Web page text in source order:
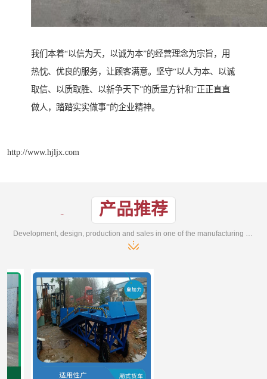
我们本着“以信为天，以诚为本”的经营理念为宗旨，用
热忱、优良的服务，让顾客满意。坚守“以人为本、以诚
取信、以质取胜、以新争天下”的质量方针和“正正直直
做人，踏踏实实做事”的企业精神。
http://www.hjljx.com
产品推荐